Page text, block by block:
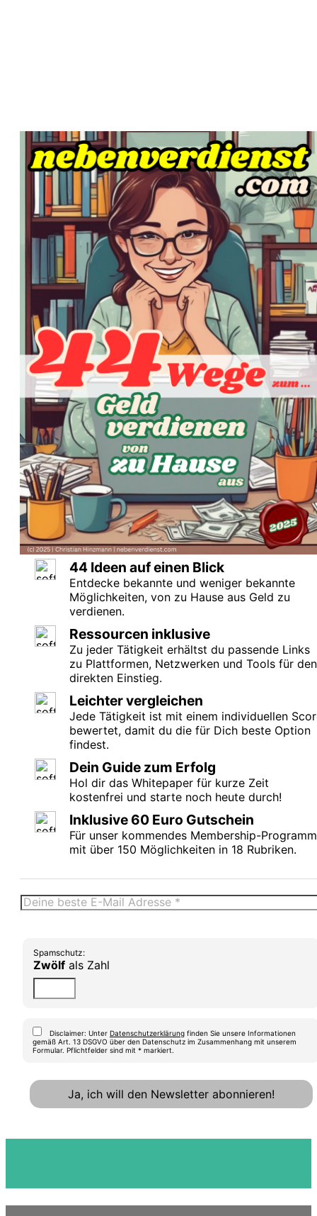
44 Ideen auf einen Blick
Entdecke bekannte und weniger bekannte
Möglichkeiten, von zu Hause aus Geld zu
verdienen.
Ressourcen inklusive
Zu jeder Tätigkeit erhältst du passende Links
zu Plattformen, Netzwerken und Tools für den
direkten Einstieg.
Leichter vergleichen
Jede Tätigkeit ist mit einem individuellen
bewertet, damit du die für Dich beste Option
findest.
Dein Guide zum Erfolg
Hol dir das Whitepaper für kurze Zeit
kostenfrei und starte noch heute durch!
Inklusive 60 Euro Gutschein
Für unser kommendes Membership-Programm
mit über 150 Möglichkeiten in 18 Rubriken.
Spamschutz:
Zwölf als Zahl
Disclaimer: Unter Datenschutzerklärung finden Sie unsere Informationen
gemäß Art. 13 DSGVO über den Datenschutz im Zusammenhang mit unserem
Formular. Pflichtfelder sind mit * markiert.
Ja, ich will den Newsletter abonnieren!